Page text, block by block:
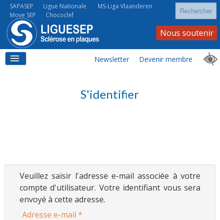
Ligue Nationale MS-Liga Vlaanderen
SAPASEP
Move SEP
Chococlef
Rechercher
LA SEP AU QUOTIDIEN
À VOS CÔTÉS
Newsletter
Nous soutenir
Devenir membre
S'identifier
Veuillez saisir l'adresse e-mail associée à votre
compte d'utilisateur. Votre identifiant vous sera
envoyé à cette adresse.
Adresse e-mail *